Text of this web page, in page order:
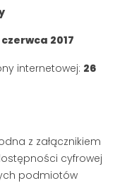
czerwca 2017
internetowej: 26
z załącznikiem
cyfrowej
podmiotów